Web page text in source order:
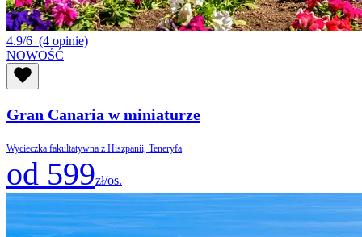
4.9/6 (4 opinie)
NOWOŚĆ
Gran Canaria w miniaturze
Wycieczka fakultatywna z Hiszpanii, Teneryfa
od 599zł/os.